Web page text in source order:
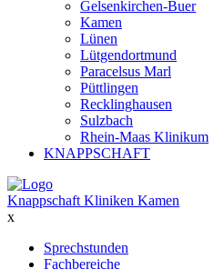
Gelsenkirchen-Buer
Kamen
Lünen
Lütgendortmund
Paracelsus Marl
Püttlingen
Recklinghausen
Sulzbach
Rhein-Maas Klinikum
KNAPPSCHAFT
Knappschaft Kliniken Kamen
x
Sprechstunden
Fachbereiche